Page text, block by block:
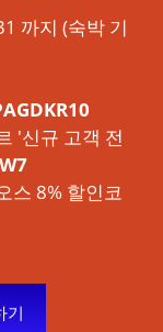
까지 (숙박 기
'신규 고객 전
스 8% 할인코
기